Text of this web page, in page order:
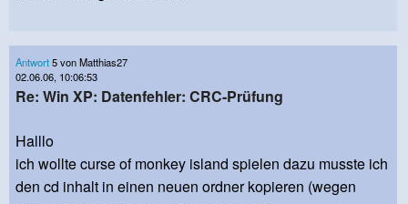
Antwort5 von Matthias27
02.06.06, 10:06:53
Re: Win XP: Datenfehler: CRC-Prüfung
Halllo
ich wollte curse of monkey island spielen dazu musste ich
den cd inhalt in einen neuen ordner kopieren (wegen